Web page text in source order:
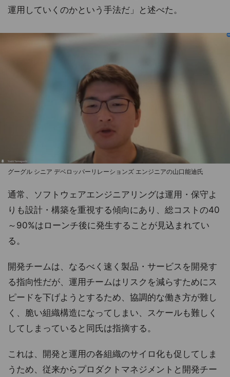
運用していくのかという手法だ」と述べた。
グーグル シニア デベロッパーリレーションズ エンジニアの山口能迪氏
通常、ソフトウェアエンジニアリングは運用・保守よ
りも設計・構築を重視する傾向にあり、総コストの40
～90%はローンチ後に発生することが見込まれてい
る。
開発チームは、なるべく速く製品・サービスを開発す
る指向性だが、運用チームはリスクを減らすためにス
ピードを下げようとするため、協調的な働き方が難し
く、脆い組織構造になってしまい、スケールも難しく
してしまっていると同氏は指摘する。
これは、開発と運用の各組織のサイロ化も促してしま
うため、従来からプロダクトマネジメントと開発チー